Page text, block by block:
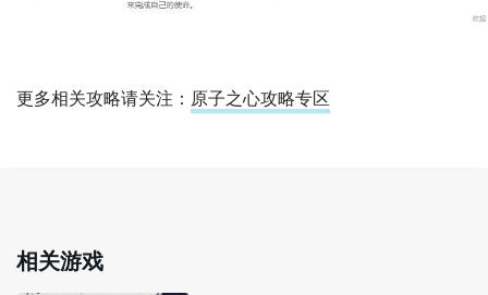
更多相关攻略请关注： 原子之心攻略专区
相关游戏